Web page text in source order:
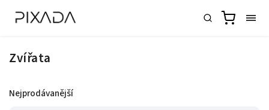
Zvířata
Nejprodávanější